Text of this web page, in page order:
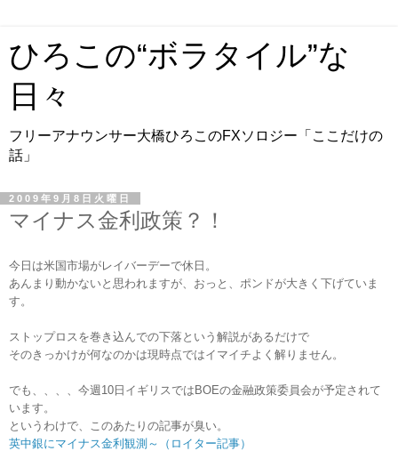
ひろこの“ボラタイル”な
日々
フリーアナウンサー大橋ひろこのFXソロジー「ここだけの
話」
2009年9月8日火曜日
マイナス金利政策？！
今日は米国市場がレイバーデーで休日。
あんまり動かないと思われますが、おっと、ポンドが大きく下げていま
す。
ストップロスを巻き込んでの下落という解説があるだけで
そのきっかけが何なのかは現時点ではイマイチよく解りません。
でも、、、、今週10日イギリスではBOEの金融政策委員会が予定されて
います。
というわけで、このあたりの記事が臭い。
英中銀にマイナス金利観測～（ロイター記事）